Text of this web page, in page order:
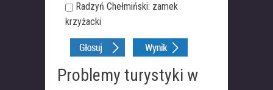
Radzyń Chełmiński: zamek
krzyżacki
Problemy turystyki w